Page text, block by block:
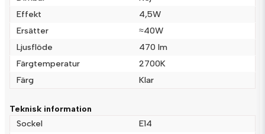
nameNamn
email
Mejladress
Ja, ni får publicera min fråga
Effekt
4,5W
Ersätter
≈40W
Ljusflöde
470 lm
Färgtemperatur
2700K
Färg
Klar
Teknisk information
Sockel
E14